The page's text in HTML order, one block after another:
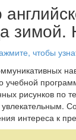
зимой.
рисунков по
интереса к